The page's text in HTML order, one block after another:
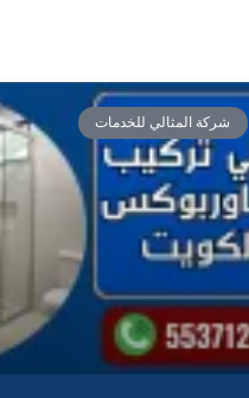
شركة المثالي للخدمات